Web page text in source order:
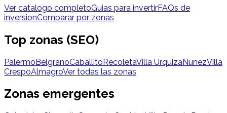
Ver catalogo completoGuias para invertirFAQs de
inversionComparar por zonas
Top zonas (SEO)
PalermoBelgranoCaballitoRecoletaVilla UrquizaNunezVilla
CrespoAlmagroVer todas las zonas
Zonas emergentes